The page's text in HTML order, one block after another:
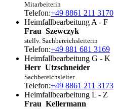
Mitarbeiterin
Telefon:+49 8861 211 3170
Heimfallbearbeitung A - F
Frau Szewczyk
stellv. Sachbereichsleiterin
Telefon:+49 881 681 3169
Heimfallbearbeitung G - K
Herr Utzschneider
Sachbereichsleiter
Telefon:+49 8861 211 3173
Heimfallbearbeitung L - Z
Frau Kellermann